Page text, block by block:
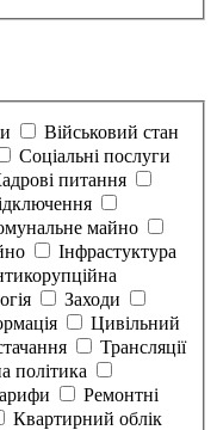
Військовий стан
Соціальні послуги
питання
майно
Інфрастуктура
Заходи
Цивільний
Трансляції
політика
Ремонтні
Квартирний облік